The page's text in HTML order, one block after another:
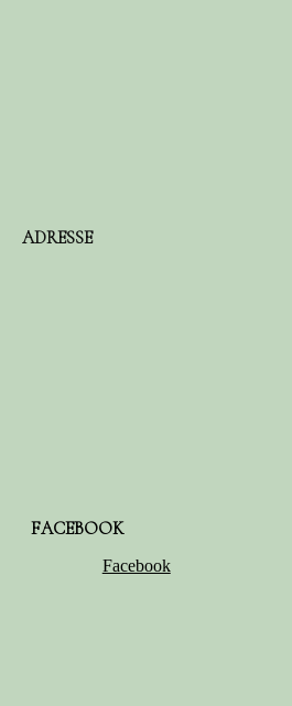
ADRESSE
FACEBOOK
Facebook